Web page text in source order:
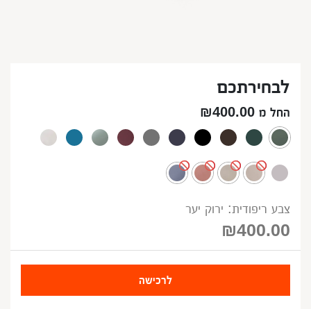
לבחירתכם
החל מ ₪400.00
צבע ריפודית: ירוק יער
₪400.00
לרכישה